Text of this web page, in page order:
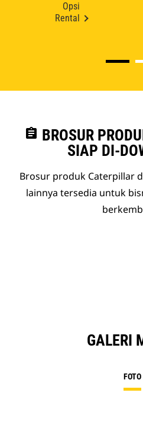
Opsi
Rental
assignment BROSUR
SIAP DI-
Brosur produk Caterpillar
lainnya tersedia untuk
GALERI
FOTO